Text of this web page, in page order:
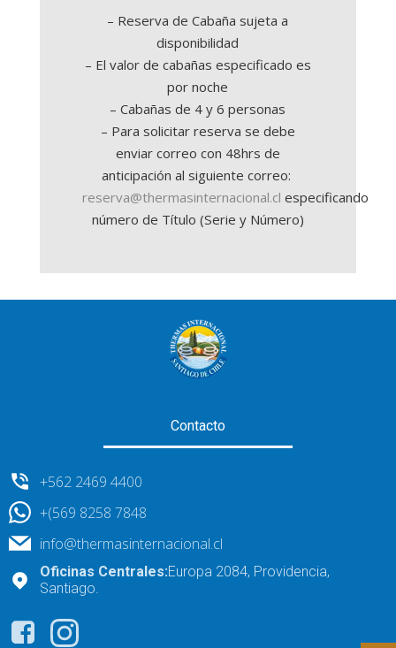
– Reserva de Cabaña sujeta a
disponibilidad
– El valor de cabañas especificado es
por noche
– Cabañas de 4 y 6 personas
– Para solicitar reserva se debe
enviar correo con 48hrs de
anticipación al siguiente correo:
reserva@thermasinternacional.cl especificando
número de Título (Serie y Número)
Contacto
+562 2469 4400
+(569 8258 7848
info@thermasinternacional.cl
Oficinas Centrales:Europa 2084, Providencia,
Santiago.